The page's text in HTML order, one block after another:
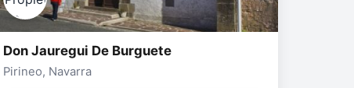
Don Jauregui De Burguete
Pirineo, Navarra